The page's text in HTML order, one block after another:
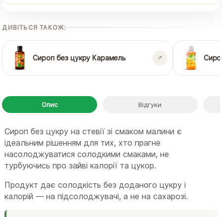
ДИВІТЬСЯ ТАКОЖ:
Сироп без цукру Карамель
Опис Відгуки
Сироп без цукру на стевії зі смаком малини є
ідеальним рішенням для тих, хто прагне
насолоджуватися солодкими смаками, не
турбуючись про зайві калорії та цукор.
Продукт дає солодкість без доданого цукру і
калорій — на підсолоджувачі, а не на сахарозі.